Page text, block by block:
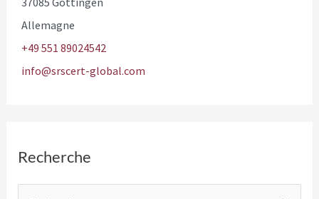
Allemagne
+49 551 89024542
info@srscert-global.com
Recherche